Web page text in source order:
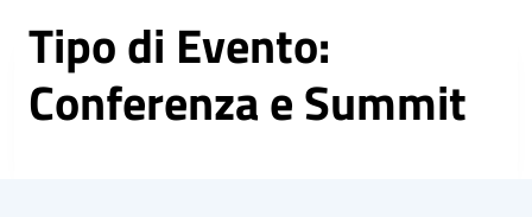
Tipo di Evento:
Conferenza e Summit